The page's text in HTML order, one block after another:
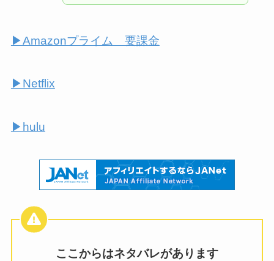
▶︎Amazonプライム 要課金
▶︎Netflix
▶︎hulu
ここからはネタバレがあります